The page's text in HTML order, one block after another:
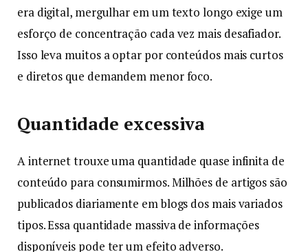
era digital, mergulhar em um texto longo exige um
esforço de concentração cada vez mais desafiador.
Isso leva muitos a optar por conteúdos mais curtos
e diretos que demandem menor foco.
Quantidade excessiva
A internet trouxe uma quantidade quase infinita de
conteúdo para consumirmos. Milhões de artigos são
publicados diariamente em blogs dos mais variados
tipos. Essa quantidade massiva de informações
disponíveis pode ter um efeito adverso.